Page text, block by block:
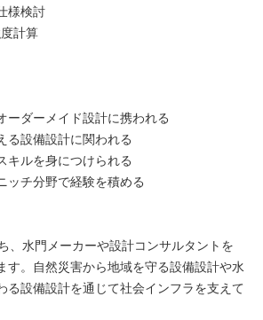
様検討
計算
ーダーメイド設計に携われる
る設備設計に関われる
キルを身につけられる
ッチ分野で経験を積める
、水門メーカーや設計コンサルタントを
す。自然災害から地域を守る設備設計や水
る設備設計を通じて社会インフラを支えて